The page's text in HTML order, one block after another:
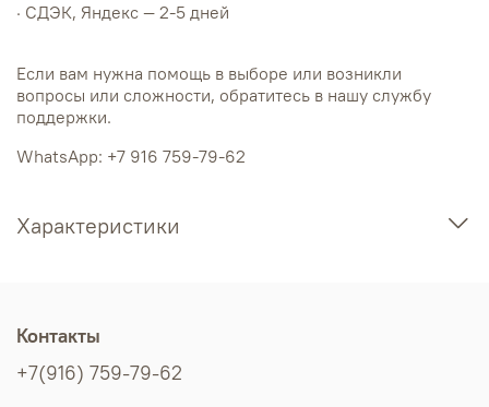
· СДЭК, Яндекс — 2-5 дней
Если вам нужна помощь в выборе или возникли
вопросы или сложности, обратитесь в нашу службу
поддержки.
WhatsApp: +7 916 759-79-62
Характеристики
Контакты
+7(916) 759-79-62